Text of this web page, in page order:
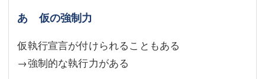
あ 仮の強制力
仮執行宣言が付けられることもある
→強制的な執行力がある